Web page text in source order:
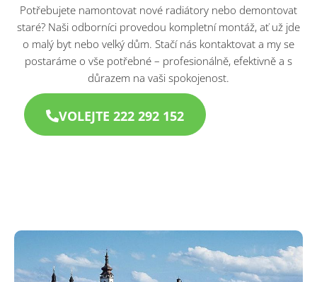
Potřebujete namontovat nové radiátory nebo demontovat
staré? Naši odborníci provedou kompletní montáž, ať už jde
o malý byt nebo velký dům. Stačí nás kontaktovat a my se
postaráme o vše potřebné – profesionálně, efektivně a s
důrazem na vaši spokojenost.
VOLEJTE 222 292 152